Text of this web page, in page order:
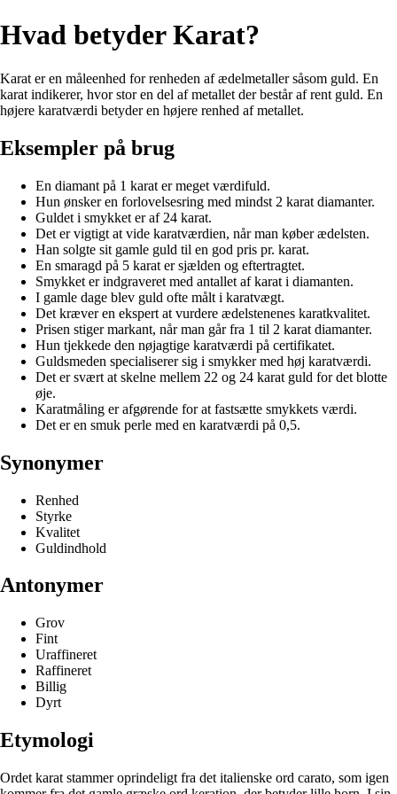
Hvad betyder Karat?
Karat er en måleenhed for renheden af ædelmetaller såsom guld. En
karat indikerer, hvor stor en del af metallet der består af rent guld. En
højere karatværdi betyder en højere renhed af metallet.
Eksempler på brug
En diamant på 1 karat er meget værdifuld.
Hun ønsker en forlovelsesring med mindst 2 karat diamanter.
Guldet i smykket er af 24 karat.
Det er vigtigt at vide karatværdien, når man køber ædelsten.
Han solgte sit gamle guld til en god pris pr. karat.
En smaragd på 5 karat er sjælden og eftertragtet.
Smykket er indgraveret med antallet af karat i diamanten.
I gamle dage blev guld ofte målt i karatvægt.
Det kræver en ekspert at vurdere ædelstenenes karatkvalitet.
Prisen stiger markant, når man går fra 1 til 2 karat diamanter.
Hun tjekkede den nøjagtige karatværdi på certifikatet.
Guldsmeden specialiserer sig i smykker med høj karatværdi.
Det er svært at skelne mellem 22 og 24 karat guld for det blotte
øje.
Karatmåling er afgørende for at fastsætte smykkets værdi.
Det er en smuk perle med en karatværdi på 0,5.
Synonymer
Renhed
Styrke
Kvalitet
Guldindhold
Antonymer
Grov
Fint
Uraffineret
Raffineret
Billig
Dyrt
Etymologi
Ordet karat stammer oprindeligt fra det italienske ord carato, som igen